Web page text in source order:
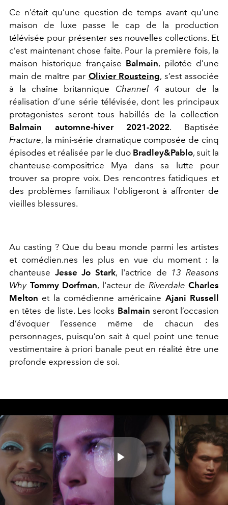
Ce n’était qu’une question de temps avant qu’une
maison de luxe passe le cap de la production
télévisée pour présenter ses nouvelles collections. Et
c’est maintenant chose faite. Pour la première fois, la
maison historique française Balmain, pilotée d’une
main de maître par Olivier Rousteing, s’est associée
à la chaîne britannique Channel 4 autour de la
réalisation d’une série télévisée, dont les principaux
protagonistes seront tous habillés de la collection
Balmain automne-hiver 2021-2022. Baptisée
Fracture, la mini-série dramatique composée de cinq
épisodes et réalisée par le duo Bradley&Pablo, suit la
chanteuse-compositrice Mya dans sa lutte pour
trouver sa propre voix. Des rencontres fatidiques et
des problèmes familiaux l'obligeront à affronter de
vieilles blessures.
Au casting ? Que du beau monde parmi les artistes
et comédien.nes les plus en vue du moment : la
chanteuse Jesse Jo Stark, l'actrice de 13 Reasons
Why Tommy Dorfman, l'acteur de Riverdale Charles
Melton et la comédienne américaine Ajani Russell
en têtes de liste. Les looks Balmain seront l’occasion
d’évoquer l’essence même de chacun des
personnages, puisqu’on sait à quel point une tenue
vestimentaire à priori banale peut en réalité être une
profonde expression de soi.
Play